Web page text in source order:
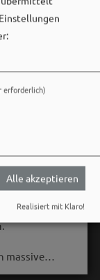
der
massive…
erforderlich)
Alle akzeptieren
Realisiert mit Klaro!